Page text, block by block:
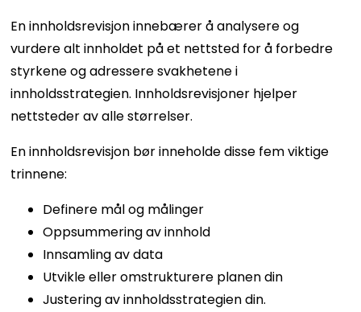
En innholdsrevisjon innebærer å analysere og
vurdere alt innholdet på et nettsted for å forbedre
styrkene og adressere svakhetene i
innholdsstrategien. Innholdsrevisjoner hjelper
nettsteder av alle størrelser.
En innholdsrevisjon bør inneholde disse fem viktige
trinnene:
Definere mål og målinger
Oppsummering av innhold
Innsamling av data
Utvikle eller omstrukturere planen din
Justering av innholdsstrategien din.